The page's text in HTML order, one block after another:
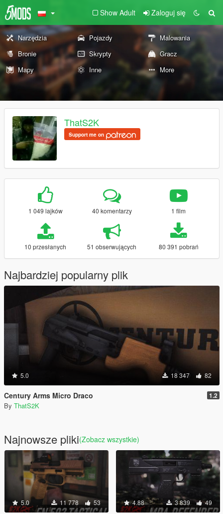
Show Adult Zaloguj się
Narzędzia Pojazdy
Malowania
Bronie
Skrypty
Gracz
Mapy
Inne More
ThatS2K
Support me on
1 049 lajków 40 komentarzy 1 film
10 przesłanych 51 obserwujących 80 391 pobrań
Najbardziej popularny plik
5.0 18 347 82
Century Arms Micro Draco 1.2
By ThatS2K
Najnowsze pliki(Zobacz wszystkie)
5.0 11 778 53 4.88 3 839 49